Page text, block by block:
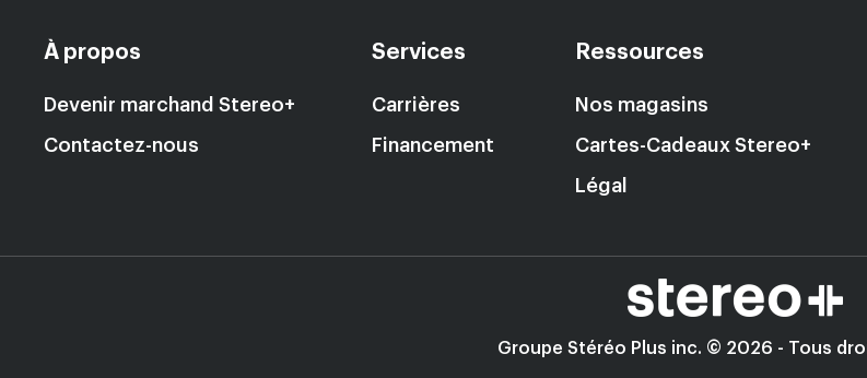
À propos
Devenir marchand Stereo+
Contactez-nous
Services
Carrières
Financement
Ressources
Nos magasins
Cartes-Cadeaux Stereo+
Légal
Groupe Stéréo Plus inc. © 2026 - Tous